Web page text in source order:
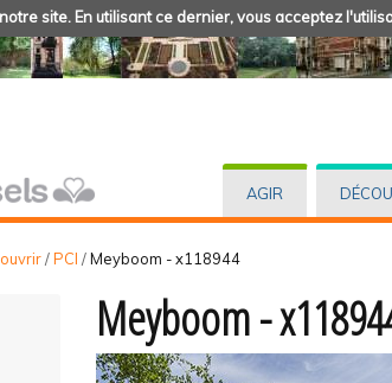
site. En utilisant ce dernier, vous acceptez
AGIR
/PCI /Meyboom - x118944
Meyboom -